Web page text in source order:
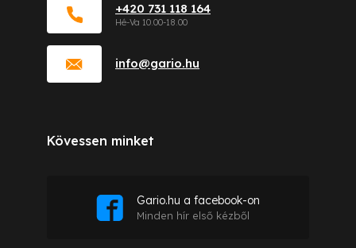
info@gario.hu
+420 731 118 164
Kövessen minket
Gario.hu a facebook-on
Minden hír első kézből